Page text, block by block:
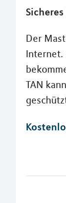
Der
Internet.
TAN